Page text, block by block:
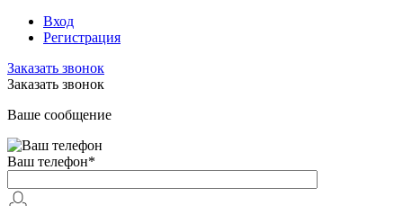
Вход
Регистрация
Заказать звонок
Заказать звонок
Ваше сообщение
Ваш телефон*